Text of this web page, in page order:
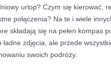
urlop? Czym się kierować,
połączenia? Na te i wiele
składają się na pełen kompas
ładne zdjęcia, ale przede
swoich podróży.